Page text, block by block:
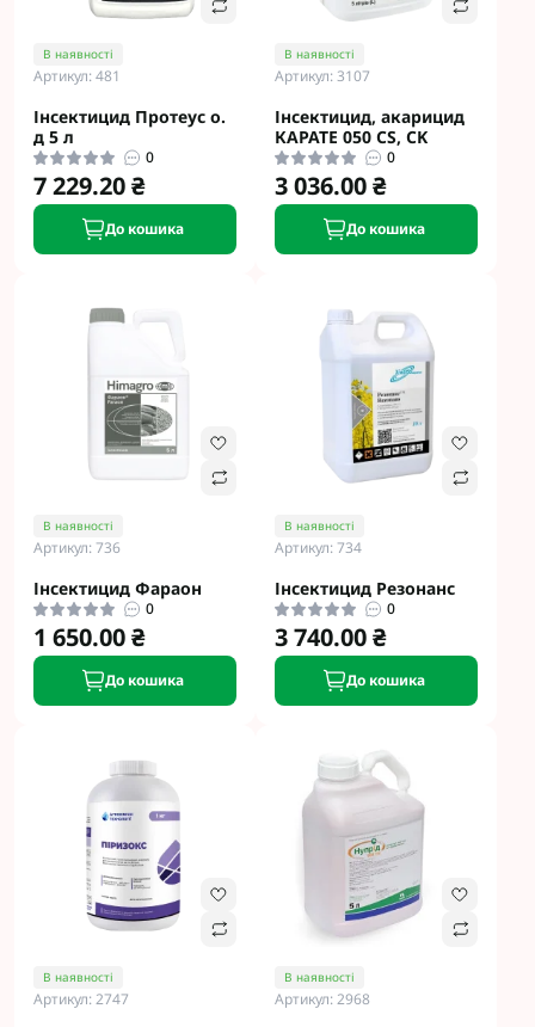
В наявності
Артикул: 481
Інсектицид Протеус о.
д 5 л
0
7 229.20 ₴
До кошика
В наявності
Артикул: 3107
Інсектицид, акарицид
КАРАТЕ 050 CS, CK
0
3 036.00 ₴
До кошика
В наявності
Артикул: 736
Інсектицид Фараон
0
1 650.00 ₴
До кошика
В наявності
Артикул: 734
Інсектицид Резонанс
0
3 740.00 ₴
До кошика
В наявності
Артикул: 2747
В наявності
Артикул: 2968